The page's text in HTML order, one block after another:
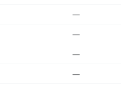
—
—
—
—